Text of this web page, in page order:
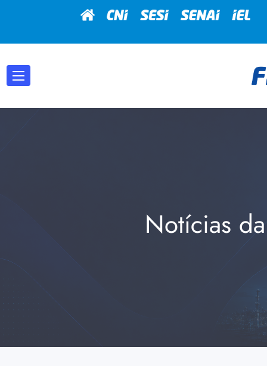
Notícias